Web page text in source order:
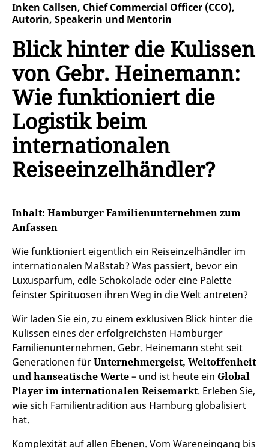
Inken Callsen, Chief Commercial Officer (CCO),
Autorin, Speakerin und Mentorin
Blick hinter die Kulissen
von Gebr. Heinemann:
Wie funktioniert die
Logistik beim
internationalen
Reiseeinzelhändler?
Inhalt: Hamburger Familienunternehmen zum
Anfassen
Wie funktioniert eigentlich ein Reiseinzelhändler im
internationalen Maßstab? Was passiert, bevor ein
Luxusparfum, edle Schokolade oder eine Palette
feinster Spirituosen ihren Weg in die Welt antreten?
Wir laden Sie ein, zu einem exklusiven Blick hinter die
Kulissen eines der erfolgreichsten Hamburger
Familienunternehmen. Gebr. Heinemann steht seit
Generationen fürUnternehmergeist, Weltoffenheit
und hanseatische Werte– und ist heute ein Global
Player im internationalen Reisemarkt. Erleben Sie,
wie sich Familientradition aus Hamburg globalisiert
hat.
Komplexität auf allen Ebenen. Vom Wareneingang bis